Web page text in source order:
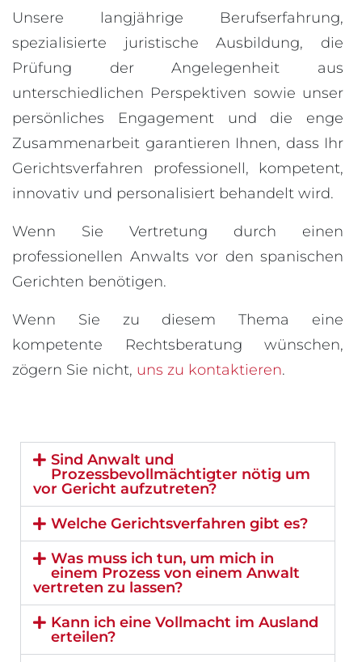
Unsere langjährige Berufserfahrung,
spezialisierte juristische Ausbildung, die
Prüfung der Angelegenheit aus
unterschiedlichen Perspektiven sowie unser
persönliches Engagement und die enge
Zusammenarbeit garantieren Ihnen, dass Ihr
Gerichtsverfahren professionell, kompetent,
innovativ und personalisiert behandelt wird.
Wenn Sie Vertretung durch einen
professionellen Anwalts vor den spanischen
Gerichten benötigen.
Wenn Sie zu diesem Thema eine
kompetente Rechtsberatung wünschen,
zögern Sie nicht, uns zu kontaktieren.
Sind Anwalt und
Prozessbevollmächtigter nötig um
vor Gericht aufzutreten?
Welche Gerichtsverfahren gibt es?
Was muss ich tun, um mich in
einem Prozess von einem Anwalt
vertreten zu lassen?
Kann ich eine Vollmacht im Ausland
erteilen?